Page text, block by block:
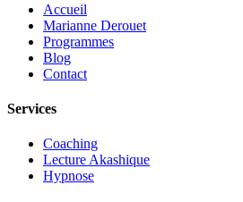
Accueil
Marianne Derouet
Programmes
Blog
Contact
Services
Coaching
Lecture Akashique
Hypnose